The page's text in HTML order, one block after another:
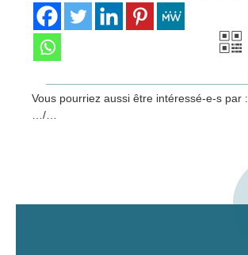
Vous pourriez aussi être intéressé-e-s par :
…/…